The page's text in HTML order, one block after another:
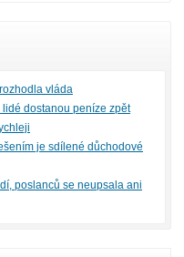
vláda
dostanou peníze zpět
je sdílené důchodové
poslanců se neupsala ani